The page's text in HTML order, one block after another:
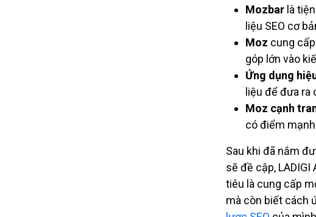
Mozbarlà tiện
liệu SEO cơ
Moz cung
góp lớn vào
Ứng dụng
liệu để đưa
Moz cạnh
có điểm
Sau khi đã nắm
sẽ đề cập,
tiêu là cung cấp
mà còn biết cách